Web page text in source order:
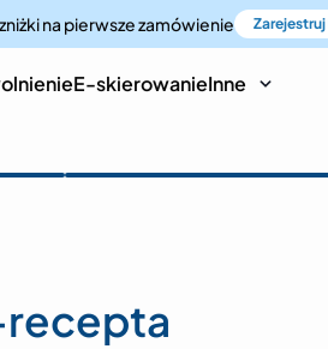
na pierwsze zamówienie
E-skierowanieInne